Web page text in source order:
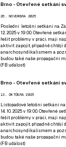
Brno - Otevřené setkání
26. NOVEMBRA 2025
Poslední letošní setkání na
12. 2025 v 19:00. Otevřené
řešit problémy v práci, mají
aktivit zapojit, případně chtějí
anarchosyndikalismem a
budou také naše propagační
(FB událost)
Brno - Otevřené setkání
13. OKTÓBRA 2025
Listopadové letošní setkání
14. 10. 2025 v 19:00.
řešit problémy v práci, mají
aktivit zapojit, případně chtějí
anarchosyndikalismem a
budou také naše propagační
(FB událost)